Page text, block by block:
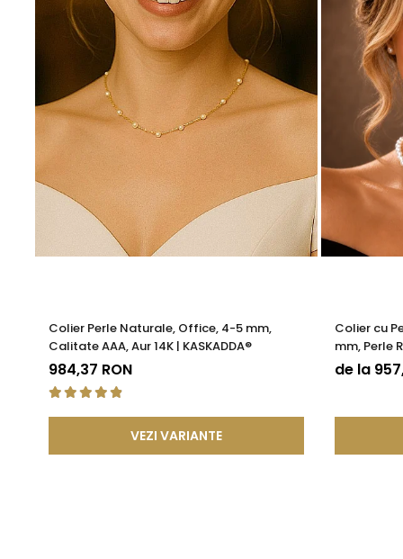
KASKADDA® este un brand european de bijuterii
metale prețioase certificate. Fiecare bijuterie cu perle
Poartă acestset office din aur 14K și perle albe ca
Colier Perle Naturale, Office, 4-5 mm,
Calitate AAA, Aur 14K | KASKADDA®
984,37 RON
VEZI VARIANTE
Colier cu
mm, Perle
KASKADDA®
de la